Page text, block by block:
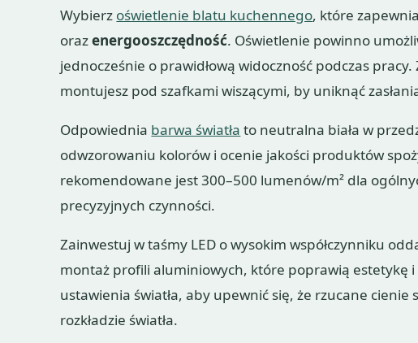
Wybierz oświetlenie blatu kuchennego, które
orazenergooszczędność. Oświetlenie powinno
jednocześnie o prawidłową widoczność podczas
montujesz pod szafkami wiszącymi, by uniknąć
Odpowiednia barwa światła to neutralna biała w
odwzorowaniu kolorów i ocenie jakości produktów
rekomendowane jest 300–500 lumenów/m² dla
precyzyjnych czynności.
Zainwestuj w taśmy LED o wysokim współczynniku
montaż profili aluminiowych, które poprawią estetykę
ustawienia światła, aby upewnić się, że rzucane
rozkładzie światła.